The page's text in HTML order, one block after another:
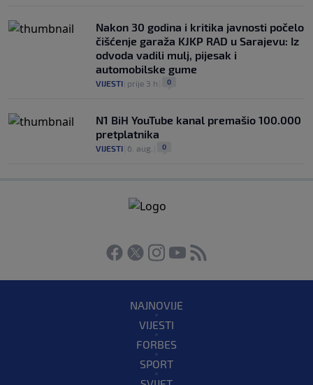
Nakon 30 godina i kritika javnosti počelo
čišćenje garaža KJKP RAD u Sarajevu: Iz
odvoda vadili mulj, pijesak i
automobilske gume
VIJESTI prije 3 h 0
N1 BiH YouTube kanal premašio 100.000
pretplatnika
VIJESTI 6. aug. 0
NAJNOVIJE
VIJESTI
FORBES
SPORT